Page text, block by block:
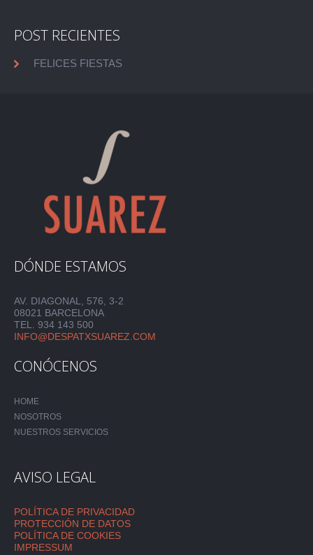
POST RECIENTES
FELICES FIESTAS
DÓNDE ESTAMOS
AV. DIAGONAL, 576, 3-2
08021 BARCELONA
TEL. 934 143 500
INFO@DESPATXSUAREZ.COM
CONÓCENOS
HOME
NOSOTROS
NUESTROS SERVICIOS
AVISO LEGAL
POLÍTICA DE PRIVACIDAD
PROTECCIÓN DE DATOS
POLÍTICA DE COOKIES
IMPRESSUM